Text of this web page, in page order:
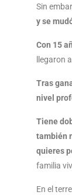
Sin
y se
Con 15
llegaron
Tras
nivel
Tiene
también
quieres
familia
En el